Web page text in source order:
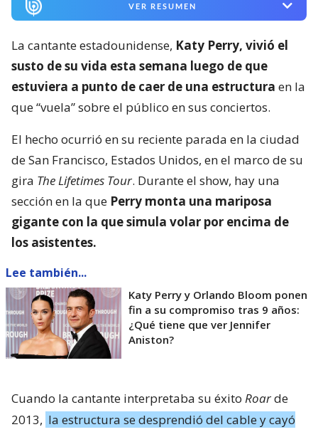
VER RESUMEN
La cantante estadounidense, Katy Perry, vivió el
susto de su vida esta semana luego de que
estuviera a punto de caer de una estructura en la
que “vuela” sobre el público en sus conciertos.
El hecho ocurrió en su reciente parada en la ciudad
de San Francisco, Estados Unidos, en el marco de su
gira The Lifetimes Tour. Durante el show, hay una
sección en la que Perry monta una mariposa
gigante con la que simula volar por encima de
los asistentes.
Lee también...
Katy Perry y Orlando Bloom ponen
fin a su compromiso tras 9 años:
¿Qué tiene que ver Jennifer
Aniston?
Cuando la cantante interpretaba su éxito Roarde
2013, la estructura se desprendió del cable y cayó